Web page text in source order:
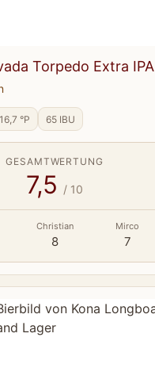
Torpedo Extra IPA
16,7 °P 65 IBU
GESAMTWERTUNG
7,5 / 10
Christian
8
Mirco
7